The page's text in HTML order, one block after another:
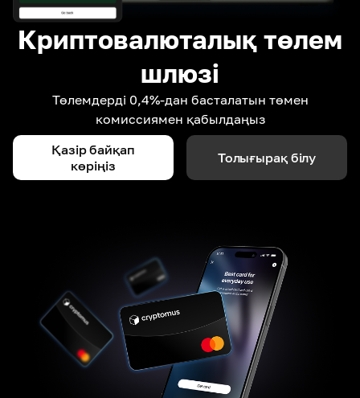
Криптовалюталық төлем
шлюзі
Төлемдерді 0,4%-дан басталатын төмен
комиссиямен қабылдаңыз
Қазір байқап
көріңіз
Толығырақ білу